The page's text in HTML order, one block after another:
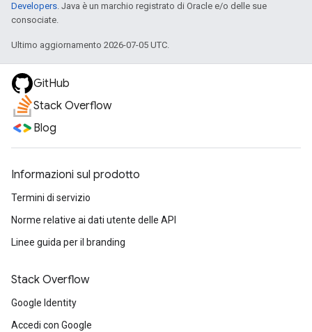
Developers. Java è un marchio registrato di Oracle e/o delle sue
consociate.
Ultimo aggiornamento 2026-07-05 UTC.
GitHub
Stack Overflow
Blog
Informazioni sul prodotto
Termini di servizio
Norme relative ai dati utente delle API
Linee guida per il branding
Stack Overflow
Google Identity
Accedi con Google